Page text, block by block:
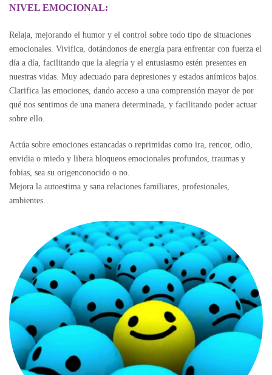
NIVEL EMOCIONAL:
Relaja, mejorando el humor y el control sobre todo tipo de situaciones
emocionales. Vivifica, dotándonos de energía para enfrentar con fuerza el
día a día, facilitando que la alegría y el entusiasmo estén presentes en
nuestras vidas. Muy adecuado para depresiones y estados anímicos bajos.
Clarifica las emociones, dando acceso a una comprensión mayor de por
qué nos sentimos de una manera determinada, y facilitando poder actuar
sobre ello.
Actúa sobre emociones estancadas o reprimidas como ira, rencor, odio,
envidia o miedo y libera bloqueos emocionales profundos, traumas y
fobias, sea su origenconocido o no.
Mejora la autoestima y sana relaciones familiares, profesionales,
ambientes…